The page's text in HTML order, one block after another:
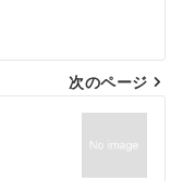
次のページ